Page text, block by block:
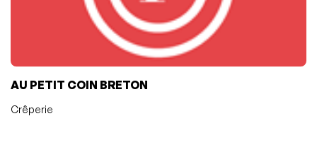
AU PETIT COIN BRETON
Crêperie